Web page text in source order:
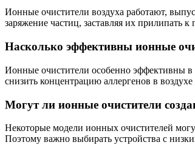
Ионные очистители воздуха работают,
заряжение частиц, заставляя их прилипать
Насколько эффективны ионные
Ионные очистители особенно эффективны
снизить концентрацию аллергенов в
Могут ли ионные очистители
Некоторые модели ионных очистителей
Поэтому важно выбирать устройства с